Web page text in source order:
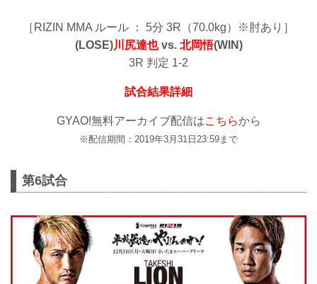
［RIZIN MMA ルール ： 5分 3R（70.0kg）※肘あり］
(LOSE)川尻達也vs. 北岡悟(WIN)
3R 判定 1-2
試合結果詳細
GYAO!無料アーカイブ配信はこちらから
※配信期間：2019年3月31日23:59まで
第6試合